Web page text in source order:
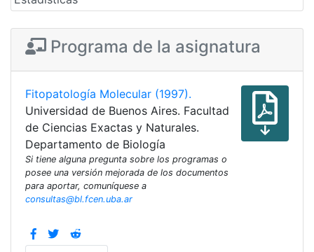
Programa de la asignatura
Fitopatología Molecular (1997).
Universidad de Buenos Aires. Facultad
de Ciencias Exactas y Naturales.
Departamento de Biología
Si tiene alguna pregunta sobre los programas o
posee una versión mejorada de los documentos
para aportar, comuníquese a
consultas@bl.fcen.uba.ar